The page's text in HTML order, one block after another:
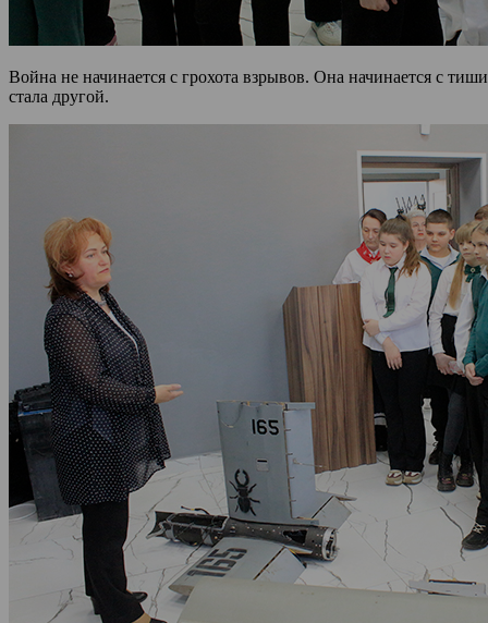
Война не начинается с грохота взрывов. Она начинается с
стала другой.